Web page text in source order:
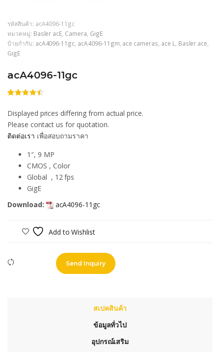
รหัสสินค้า: acA4096-11gc
หมวดหมู่: Basler acE Camera GigE
ป้ายกำกับ: acA4096-11gc acA4096-11gm ace cameras ace L Basler ace
GigE
acA4096-11gc
คะแนน
4.44จาก
5 คะแนน
การให้
ของลูกค้า
Displayed prices differing from actual price.
Please contact us for quotation.
ติดต่อเรา เพื่อสอบถามราคา
1″, 9 MP
CMOS , Color
Global , 12 fps
GigE
Download:
acA4096-11gc
Add to Wishlist
Send Inquiry
สเปคสินค้า
ข้อมูลทั่วไป
อุปกรณ์เสริม